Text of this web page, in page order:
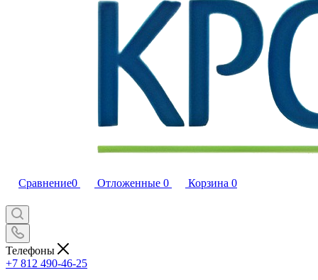
Сравнение0 Отложенные 0 Корзина 0
Телефоны
+7 812 490-46-25